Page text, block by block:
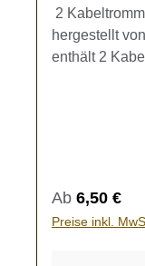
2
hergestellt
enthält 2
Regulärer
Ab 6,50 €
Preise inkl.